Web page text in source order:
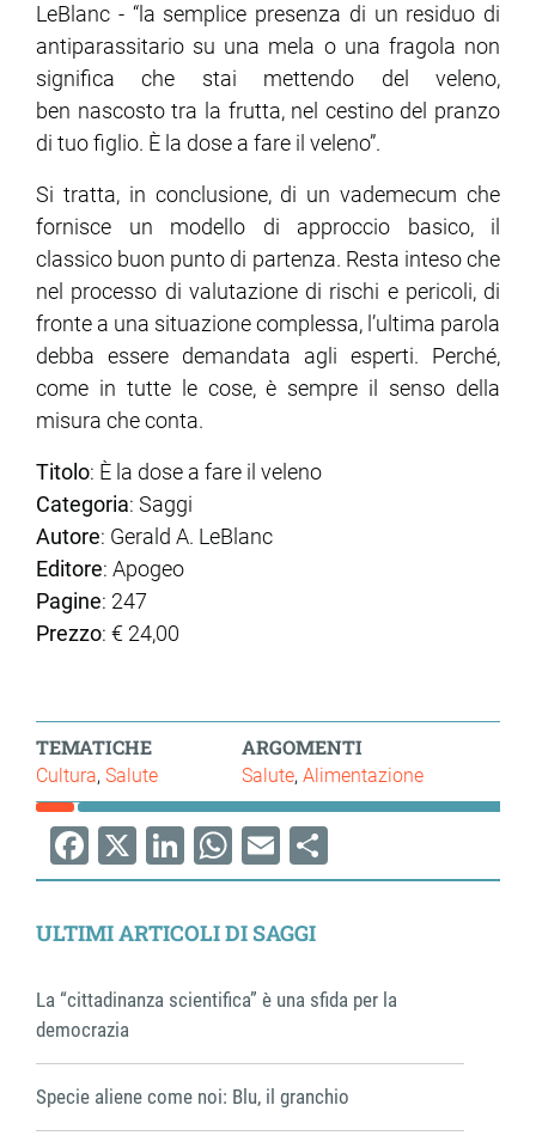
LeBlanc - “la semplice presenza di un residuo di
antiparassitario su una mela o una fragola non
significa che stai mettendo del veleno,
ben nascosto tra la frutta, nel cestino del pranzo
di tuo figlio. È la dose a fare il veleno”.
Si tratta, in conclusione, di un vademecum che
fornisce un modello di approccio basico, il
classico buon punto di partenza. Resta inteso che
nel processo di valutazione di rischi e pericoli, di
fronte a una situazione complessa, l’ultima parola
debba essere demandata agli esperti. Perché,
come in tutte le cose, è sempre il senso della
misura che conta.
Titolo: È la dose a fare il veleno
Categoria: Saggi
Autore: Gerald A. LeBlanc
Editore: Apogeo
Pagine: 247
Prezzo: € 24,00
TEMATICHE
Cultura Salute
ARGOMENTI
Salute Alimentazione
Facebook
X LinkedIn
WhatsApp
EmailShare
ULTIMI ARTICOLI DI SAGGI
La “cittadinanza scientifica” è una sfida per la
democrazia
Specie aliene come noi: Blu, il granchio